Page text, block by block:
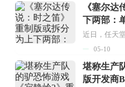
《塞尔达
下两部：
05-10
堪称生产
版开发商